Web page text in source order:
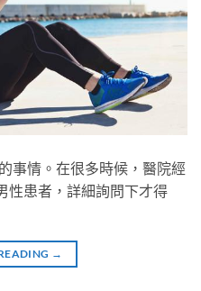
事情。在很多時候，醫院經
性患者，詳細詢問下才得
→